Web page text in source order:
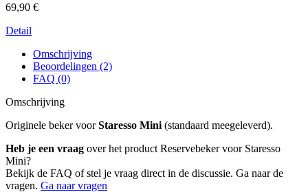
69,90 €
Detail
Omschrijving
Beoordelingen (2)
FAQ (0)
Omschrijving
Originele beker voorStaresso Mini (standaard meegeleverd).
Heb je een vraag over het product Reservebeker voor Staresso
Mini?
Bekijk de FAQ of stel je vraag direct in de discussie. Ga naar de
vragen. Ga naar vragen